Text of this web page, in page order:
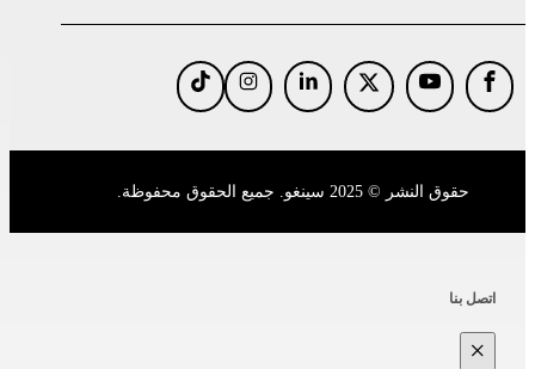
حقوق النشر © 2025 سينغو. جميع الحقوق محفوظة.
اتصل بنا
×